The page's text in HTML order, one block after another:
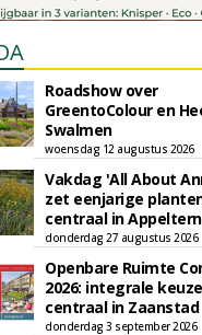
Roadshow over
GreentoColour en
Swalmen
woensdag 12 augustus 2026
Vakdag 'All About
zet eenjarige
centraal in Appeltern
donderdag 27 augustus 2026
Openbare Ruimte
2026: integrale
centraal in Zaanstad
donderdag 3 september 2026